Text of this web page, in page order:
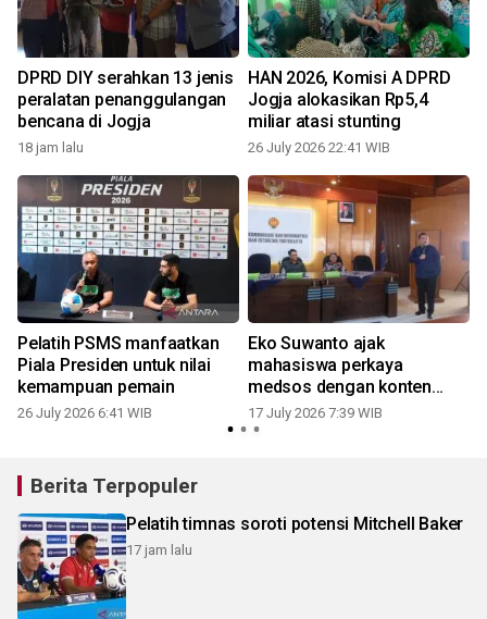
DPRD DIY serahkan 13 jenis
peralatan penanggulangan
bencana di Jogja
18 jam lalu
HAN 2026, Komisi A DPRD
Jogja alokasikan Rp5,4
miliar atasi stunting
26 July 2026 22:41 WIB
Pelatih PSMS manfaatkan
Piala Presiden untuk nilai
kemampuan pemain
26 July 2026 6:41 WIB
Eko Suwanto ajak
mahasiswa perkaya
medsos dengan konten
budaya
17 July 2026 7:39 WIB
Berita Terpopuler
Pelatih timnas soroti potensi Mitchell Baker
17 jam lalu